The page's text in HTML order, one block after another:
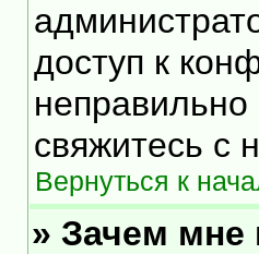
доступ к
свяжитесь с
Вернуться к
» Зачем мне